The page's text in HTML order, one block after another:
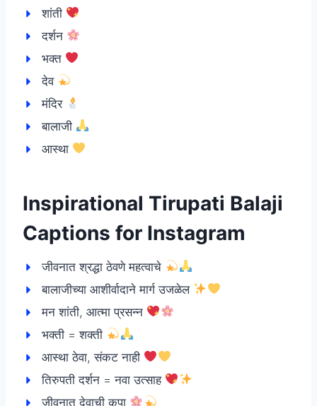
शांती
दर्शन
भक्त
देव
मंदिर
बालाजी
आस्था
Inspirational Tirupati Balaji
Captions for Instagram
जीवनात श्रद्धा ठेवणे महत्वाचे
बालाजीच्या आशीर्वादाने मार्ग उजळेल
मन शांती, आत्मा प्रसन्न
भक्ती = शक्ती
आस्था ठेवा, संकट नाही
तिरुपती दर्शन = नवा उत्साह
जीवनात देवाची कृपा